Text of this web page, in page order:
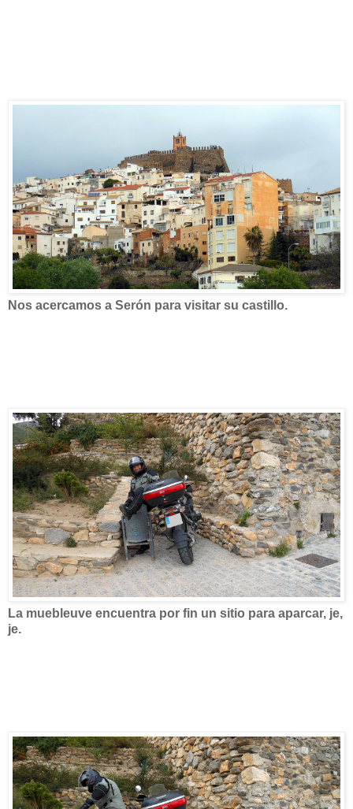
Nos acercamos a Serón para visitar su castillo.
La muebleuve encuentra por fin un sitio para aparcar, je,
je.